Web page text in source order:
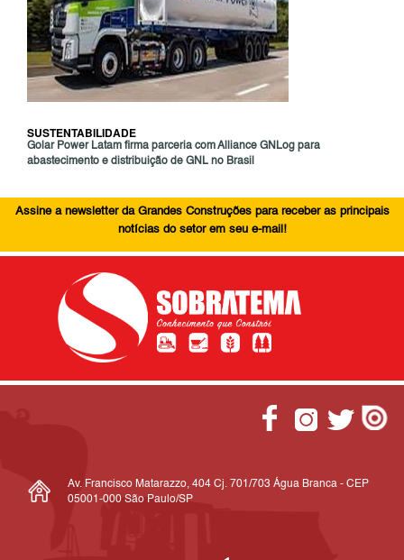
SUSTENTABILIDADE
Golar Power Latam firma parceria com Alliance GNLog para
abastecimento e distribuição de GNL no Brasil
Assine a newsletter da Grandes Construções para receber as principais
notícias do setor em seu e-mail!
Av. Francisco Matarazzo, 404 Cj. 701/703 Água Branca - CEP
05001-000 São Paulo/SP